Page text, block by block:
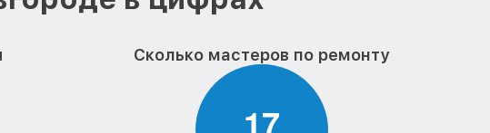
Сколько мастеров по ремонту
17